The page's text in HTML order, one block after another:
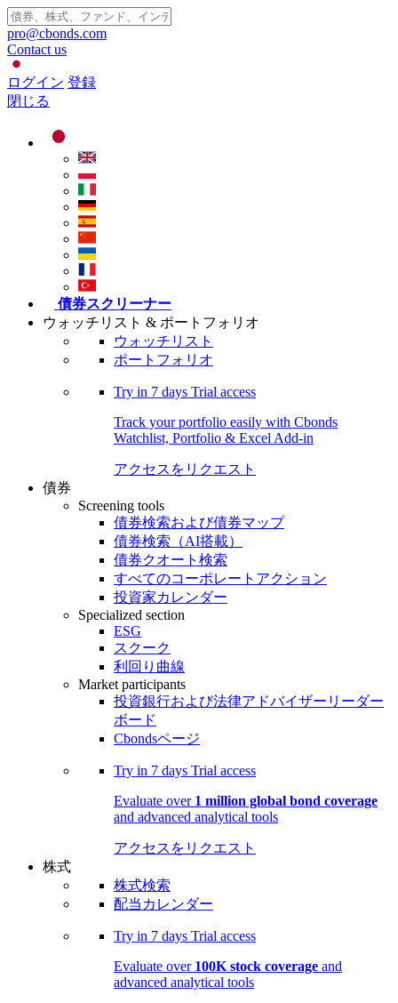
pro@cbonds.com
Contact us
ログイン 登録
閉じる
債券スクリーナー
ウォッチリスト & ポートフォリオ
ウォッチリスト
ポートフォリオ
Try in 7 days Trial access
Track your portfolio easily with Cbonds
Watchlist, Portfolio & Excel Add-in
アクセスをリクエスト
債券
Screening tools
債券検索および債券マップ
債券検索（AI搭載）
債券クオート検索
すべてのコーポレートアクション
投資家カレンダー
Specialized section
ESG
スクーク
利回り曲線
Market participants
投資銀行および法律アドバイザーリーダー
ボード
Cbondsページ
Try in 7 days Trial access
Evaluate over 1 million global bond coverage
and advanced analytical tools
アクセスをリクエスト
株式
株式検索
配当カレンダー
Try in 7 days Trial access
Evaluate over 100K stock coverage and
advanced analytical tools